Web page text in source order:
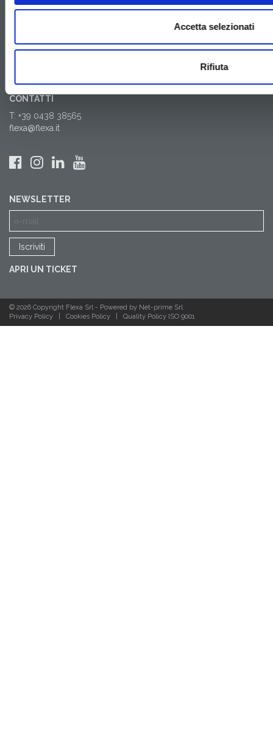
Accetta selezionati
Rifiuta
ITALY
CF 01211830938
REA TV212712
CONTATTI
T: +39 0438 38565
flexa@flexa.it
NEWSLETTER
APRI UN TICKET
© 2026 Copyright Flexa Srl - Powered by Net-prime Srl
Privacy Policy
Cookies Policy Quality Policy ISO 9001